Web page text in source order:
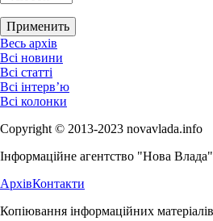
Весь архів
Всі новини
Всі статті
Всі інтерв’ю
Всі колонки
Copyright © 2013-2023 novavlada.info
Інформаційне агентство "Нова Влада"
АрхівКонтакти
Копіювання інформаційних